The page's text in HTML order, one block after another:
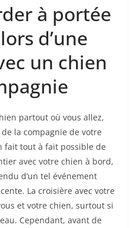
à portée
d’une
un chien
partout où vous allez,
la compagnie de votre
fait tout à fait possible de
avec votre chien à bord,
d’un tel événement
La croisière avec votre
et votre chien, surtout si
Cependant, avant de